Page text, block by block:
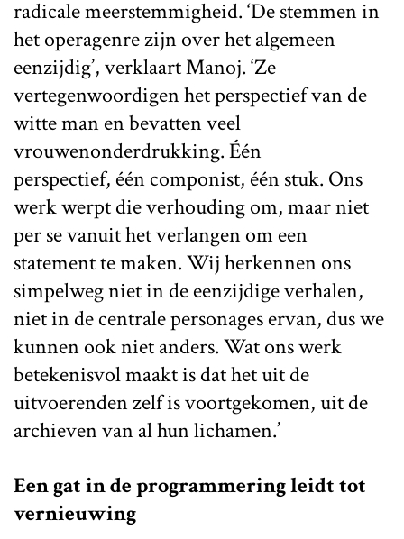
radicale meerstemmigheid. ‘De stemmen in
het operagenre zijn over het algemeen
eenzijdig’, verklaart Manoj. ‘Ze
vertegenwoordigen het perspectief van de
witte man en bevatten veel
vrouwenonderdrukking. Één
perspectief, één componist, één stuk. Ons
werk werpt die verhouding om, maar niet
per se vanuit het verlangen om een
statement te maken. Wij herkennen ons
simpelweg niet in de eenzijdige verhalen,
niet in de centrale personages ervan, dus we
kunnen ook niet anders. Wat ons werk
betekenisvol maakt is dat het uit de
uitvoerenden zelf is voortgekomen, uit de
archieven van al hun lichamen.’
Een gat in de programmering leidt tot
vernieuwing